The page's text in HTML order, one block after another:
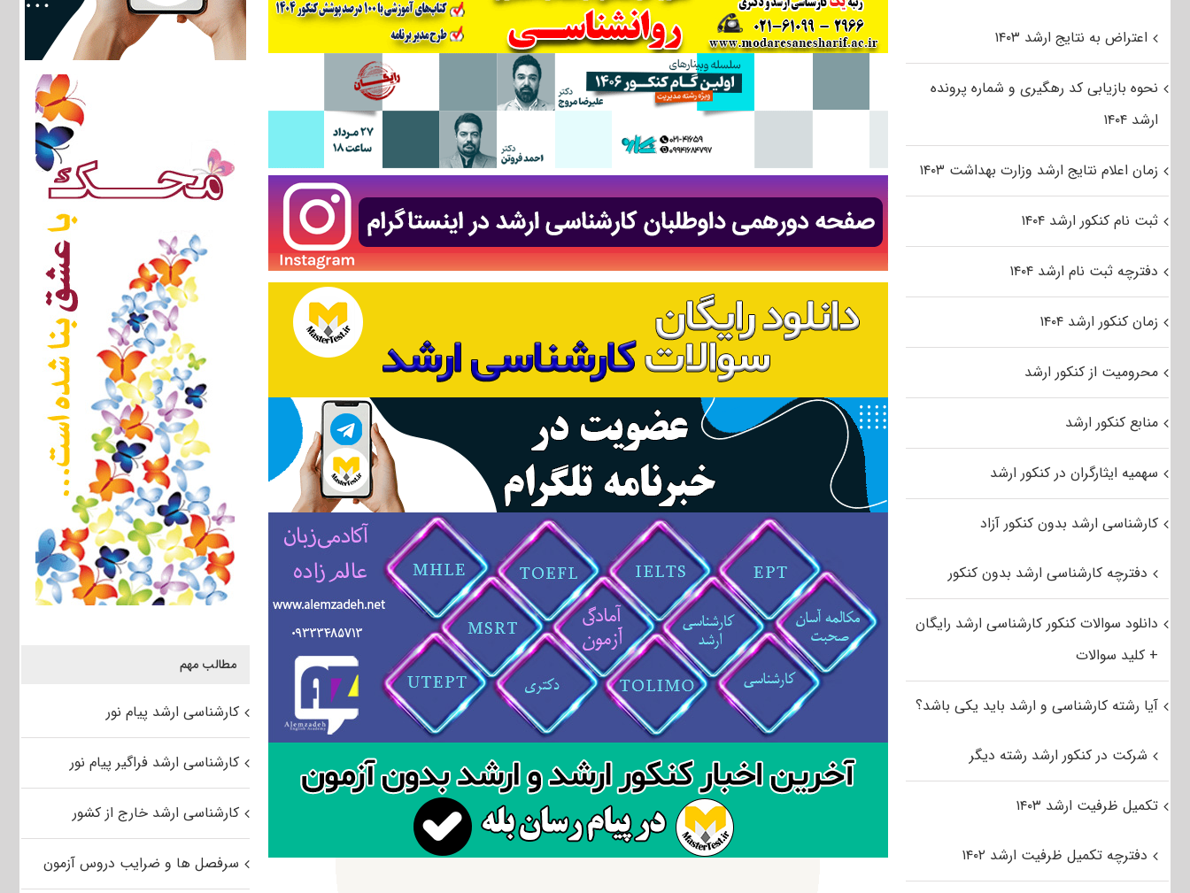
مطالب مهم
کارشناسی ارشد پیام نور
کارشناسی ارشد فراگیر پیام نور
کارشناسی ارشد خارج از کشور
سرفصل ها و ضرایب دروس آزمون
اعتراض به نتایج ارشد ۱۴۰۳
نحوه بازیابی کد رهگیری و شماره پرونده
ارشد ۱۴۰۴
زمان اعلام نتایج ارشد وزارت بهداشت ۱۴۰۳
ثبت نام کنکور ارشد ۱۴۰۴
دفترچه ثبت نام ارشد ۱۴۰۴
زمان کنکور ارشد ۱۴۰۴
محرومیت از کنکور ارشد
منابع کنکور ارشد
سهمیه ایثارگران در کنکور ارشد
کارشناسی ارشد بدون کنکور آزاد
دفترچه کارشناسی ارشد بدون کنکور
دانلود سوالات کنکور کارشناسی ارشد رایگان
+ کلید سوالات
آیا رشته کارشناسی و ارشد باید یکی باشد؟
شرکت در کنکور ارشد رشته دیگر
تکمیل ظرفیت ارشد ۱۴۰۳
دفترچه تکمیل ظرفیت ارشد ۱۴۰۲